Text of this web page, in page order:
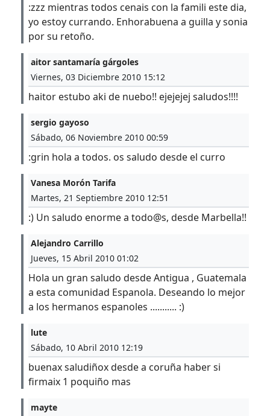
:zzz mientras todos cenais con la famili este dia,
yo estoy currando. Enhorabuena a guilla y sonia
por su retoño.
aitor santamaría gárgoles
Viernes, 03 Diciembre 2010 15:12
haitor estubo aki de nuebo!! ejejejej saludos!!!!
sergio gayoso
Sábado, 06 Noviembre 2010 00:59
:grin hola a todos. os saludo desde el curro
Vanesa Morón Tarifa
Martes, 21 Septiembre 2010 12:51
:) Un saludo enorme a todo@s, desde Marbella!!
Alejandro Carrillo
Jueves, 15 Abril 2010 01:02
Hola un gran saludo desde Antigua , Guatemala
a esta comunidad Espanola. Deseando lo mejor
a los hermanos espanoles ........... :)
lute
Sábado, 10 Abril 2010 12:19
buenax saludiñox desde a coruña haber si
firmaix 1 poquiño mas
mayte